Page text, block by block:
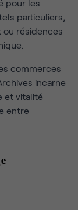
pour les
particuliers,
ou résidences
commerces
incarne
et vitalité
entre